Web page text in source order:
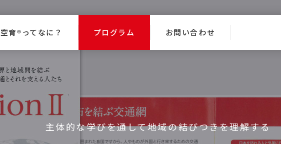
空育® ってなに？ プログラム お問い合わせ
主体的な学びを通して地域の結びつきを理解する